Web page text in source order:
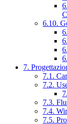
6.10.
7.
7.1.
7.2.
7.3.
7.4.
7.5.